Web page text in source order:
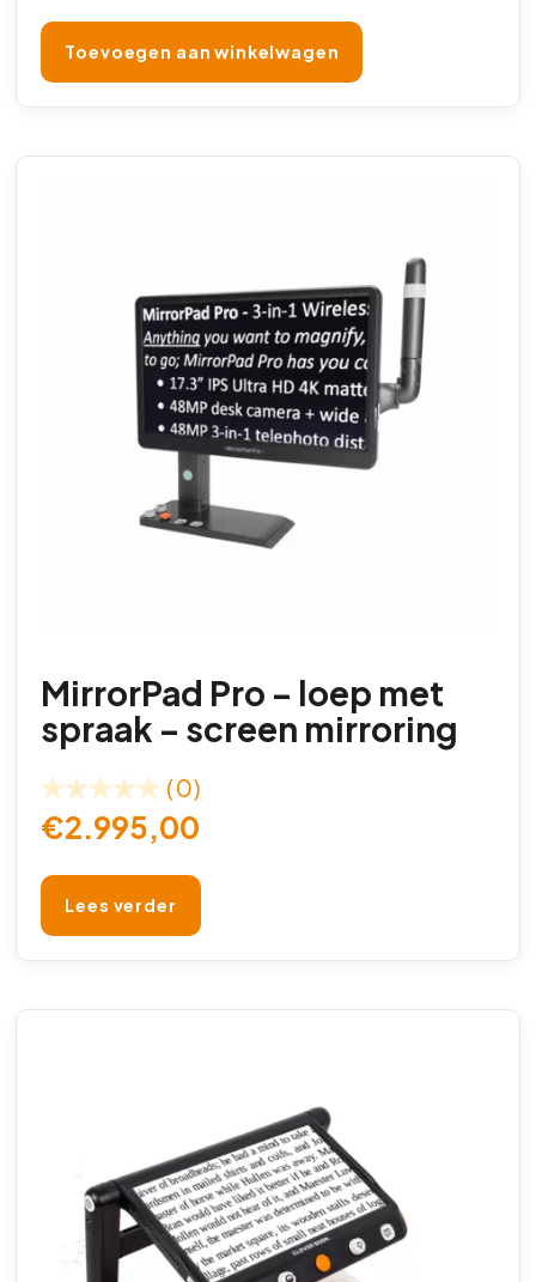
Toevoegen aan winkelwagen
MirrorPad Pro – loep met
spraak – screen mirroring
(0)
€2.995,00
Lees verder